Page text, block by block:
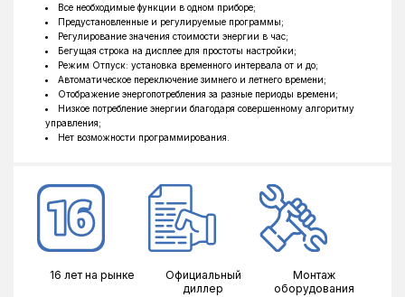
Все необходимые функции в одном приборе;
Предустановленные и регулируемые программы;
Регулирование значения стоимости энергии в час;
Бегущая строка на дисплее для простоты настройки;
Режим Отпуск: установка временного интервала от и до;
Автоматическое переключение зимнего и летнего времени;
Отображение энергопотребления за разные периоды времени;
Низкое потребление энергии благодаря совершенному алгоритму
управления;
Нет возможности программирования.
16 лет на рынке
Официальный
диллер
Монтаж
оборудования